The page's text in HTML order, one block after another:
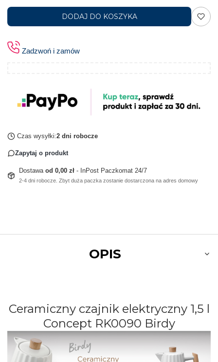
DODAJ DO KOSZYKA
Zadzwoń i zamów
Czas wysyłki:2 dni robocze
Zapytaj o produkt
Dostawa od 0,00 zł - InPost Paczkomat 24/7
2-4 dni robocze. Zbyt duża paczka zostanie dostarczona na adres domowy
OPIS
Ceramiczny czajnik elektryczny 1,5 l
Concept RK0090 Birdy